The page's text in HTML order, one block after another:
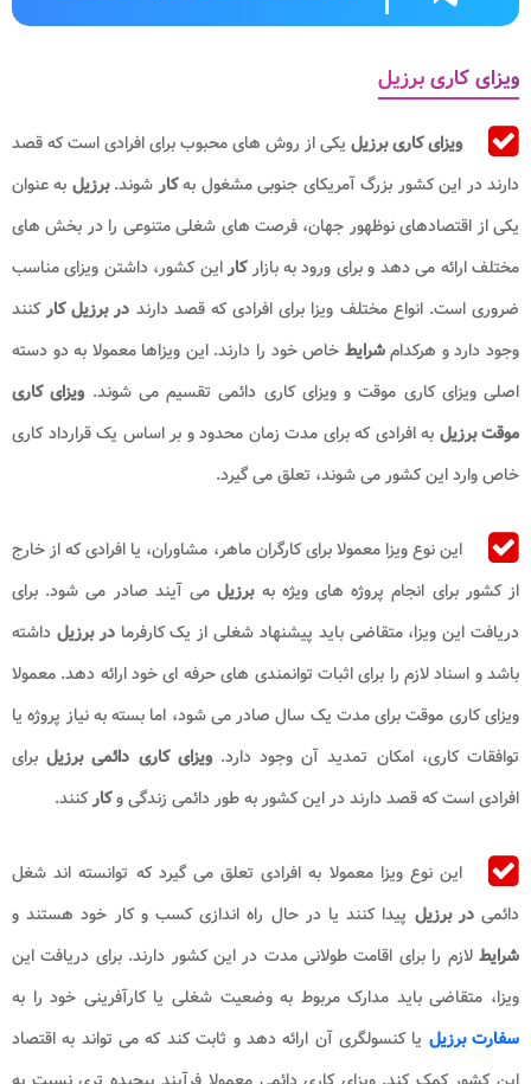
ویزای کاری برزیل
ویزای کاری برزیل یکی از روش های محبوب برای افرادی است که قصد
دارند در این کشور بزرگ آمریکای جنوبی مشغول بهکارشوند.برزیل به عنوان
یکی از اقتصادهای نوظهور جهان، فرصت های شغلی متنوعی را در بخش های
مختلف ارائه می دهد و برای ورود به بازارکاراین کشور، داشتن ویزای مناسب
ضروری است. انواع مختلف ویزا برای افرادی که قصد دارند در برزیل کارکنند
وجود دارد و هرکدامشرایط خاص خود را دارند. این ویزاها معمولا به دو دسته
اصلی ویزای کاری موقت و ویزای کاری دائمی تقسیم می شوند. ویزای کاری
موقت برزیل به افرادی که برای مدت زمان محدود و بر اساس یک قرارداد کاری
خاص وارد این کشور می شوند، تعلق می گیرد.
این نوع ویزا معمولا برای کارگران ماهر، مشاوران، یا افرادی که از خارج
از کشور برای انجام پروژه های ویژه بهبرزیلمی آیند صادر می شود. برای
دریافت این ویزا، متقاضی باید پیشنهاد شغلی از یک کارفرمادر برزیل داشته
باشد و اسناد لازم را برای اثبات توانمندی های حرفه ای خود ارائه دهد. معمولا
ویزای کاری موقت برای مدت یک سال صادر می شود، اما بسته به نیاز پروژه یا
توافقات کاری، امکان تمدید آن وجود دارد.ویزای کاری دائمی برزیلبرای
افرادی است که قصد دارند در این کشور به طور دائمی زندگی وکارکنند.
این نوع ویزا معمولا به افرادی تعلق می گیرد که توانسته اند شغل
دائمیدر برزیل پیدا کنند یا در حال راه اندازی کسب و کار خود هستند و
شرایط لازم را برای اقامت طولانی مدت در این کشور دارند. برای دریافت این
ویزا، متقاضی باید مدارک مربوط به وضعیت شغلی یا کارآفرینی خود را به
سفارت برزیل یا کنسولگری آن ارائه دهد و ثابت کند که می تواند به اقتصاد